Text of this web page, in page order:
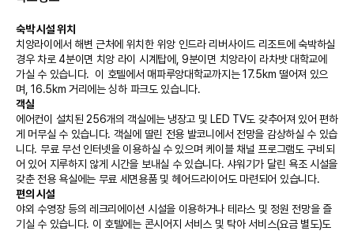
숙박 시설 위치
치앙라이에서 해변 근처에 위치한 위앙 인드라 리버사이드 리조트에 숙박하실
경우 차로 4분이면 치앙 라이 시계탑에, 9분이면 치앙라이 라차밧 대학교에
가실 수 있습니다.  이 호텔에서 매파루앙대학교까지는 17.5km 떨어져 있으
며, 16.5km 거리에는 싱하 파크도 있습니다.
객실
에어컨이 설치된 256개의 객실에는 냉장고 및 LED TV도 갖추어져 있어 편하
게 머무실 수 있습니다. 객실에 딸린 전용 발코니에서 전망을 감상하실 수 있습
니다. 무료 무선 인터넷을 이용하실 수 있으며 케이블 채널 프로그램도 구비되
어 있어 지루하지 않게 시간을 보내실 수 있습니다. 샤워기가 달린 욕조 시설을
갖춘 전용 욕실에는 무료 세면용품 및 헤어드라이어도 마련되어 있습니다.
편의 시설
야외 수영장 등의 레크리에이션 시설을 이용하거나 테라스 및 정원 전망을 즐
기실 수 있습니다. 이 호텔에는 콘시어지 서비스 및 탁아 서비스(요금 별도)도